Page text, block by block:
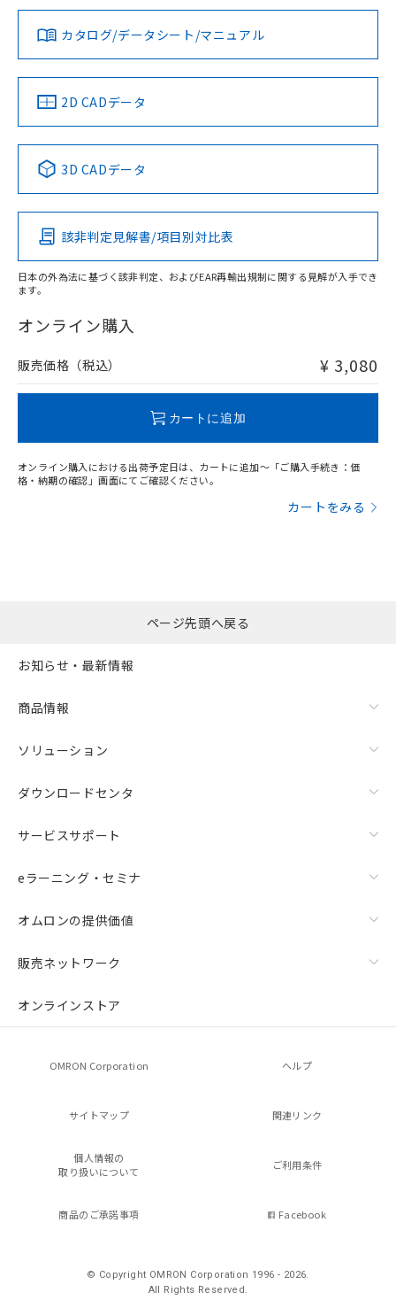
ダウンロードデータをご利用いただく前に、以下を必ずお読
みください。
ソフトウェアの使用条件
対応済み
中国 RoHS 注意事項・凡例
Pb Hg Cd Cr(VI)
O
在庫等で未対応品が混在する可能性があります。
問い合わせください。
LR型式承認
（イギリス
船舶規格）
DNV型式承認
（ノルウェー
BV型式承認
（フランス
KR型式
（韓国
No No No No
この製品の規格認証/適合状況ページへ
その他の認証はこちらのページからご検索ください
カタログ/データシート/マニュアル
2D CADデータ
3D CADデータ
該非判定見解書/項目別対比表
日本の外為法に基づく該非判定、およびEAR再輸出規制に関する見解が入手でき
ます。
オンライン購入
販売価格（税込） ¥ 3,080
カートに追加
オンライン購入における出荷予定日は、カートに追加～「ご購入手続き：価
格・納期の確認」画面にてご確認ください。
カートをみる
ページ先頭へ戻る
お知らせ・最新情報
商品情報
ソリューション
ダウンロードセンタ
サービスサポート
eラーニング・セミナ
オムロンの提供価値
販売ネットワーク
オンラインストア
OMRON Corporation ヘルプ
サイトマップ 関連リンク
個人情報の
取り扱いについて
ご利用条件
商品のご承諾事項 Facebook
© Copyright OMRON Corporation 1996 - 2026.
All Rights Reserved.